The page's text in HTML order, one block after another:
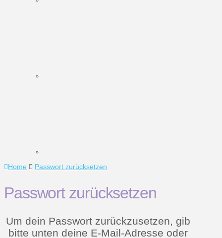
Home Passwort zurücksetzen
Passwort zurücksetzen
Um dein Passwort zurückzusetzen, gib
bitte unten deine E-Mail-Adresse oder